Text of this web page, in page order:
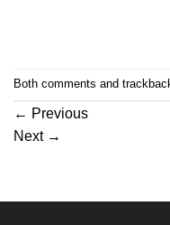
Both comments and
← Previous
Next →